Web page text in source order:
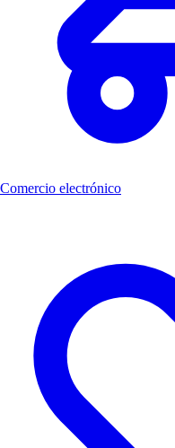
Comercio electrónico